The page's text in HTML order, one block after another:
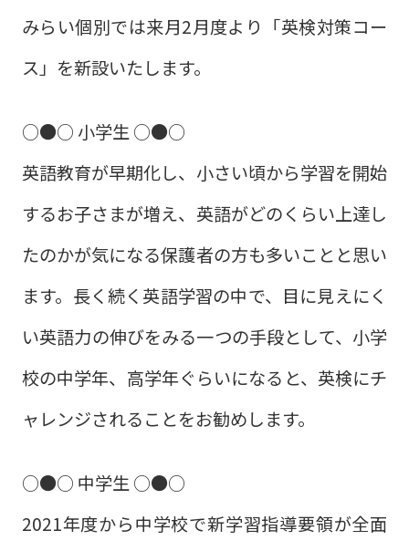
みらい個別では来月2月度より「英検対策コー
ス」を新設いたします。
○●○ 小学生 ○●○
英語教育が早期化し、小さい頃から学習を開始
するお子さまが増え、英語がどのくらい上達し
たのかが気になる保護者の方も多いことと思い
ます。長く続く英語学習の中で、目に見えにく
い英語力の伸びをみる一つの手段として、小学
校の中学年、高学年ぐらいになると、英検にチ
ャレンジされることをお勧めします。
○●○ 中学生 ○●○
2021年度から中学校で新学習指導要領が全面